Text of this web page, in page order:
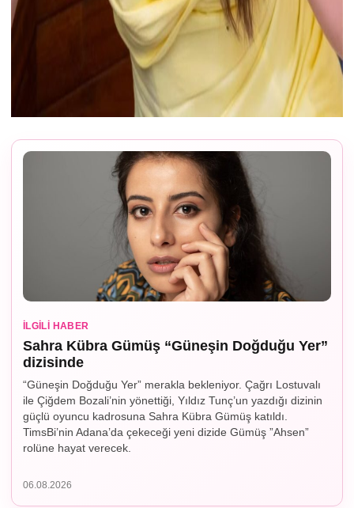
İLGILI HABER
Sahra Kübra Gümüş “Güneşin Doğduğu Yer”
dizisinde
“Güneşin Doğduğu Yer” merakla bekleniyor. Çağrı Lostuvalı
ile Çiğdem Bozali’nin yönettiği, Yıldız Tunç’un yazdığı dizinin
güçlü oyuncu kadrosuna Sahra Kübra Gümüş katıldı.
TimsBi’nin Adana’da çekeceği yeni dizide Gümüş ”Ahsen”
rolüne hayat verecek.
06.08.2026